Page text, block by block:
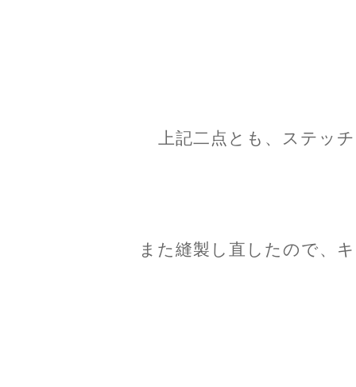
上記二点とも、ステッ
また縫製し直したので、